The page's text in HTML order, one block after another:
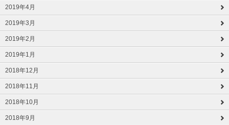
2019年4月
2019年3月
2019年2月
2019年1月
2018年12月
2018年11月
2018年10月
2018年9月